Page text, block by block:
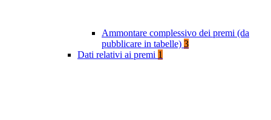
Ammontare complessivo dei premi (da
pubblicare in tabelle) 3
Dati relativi ai premi 1